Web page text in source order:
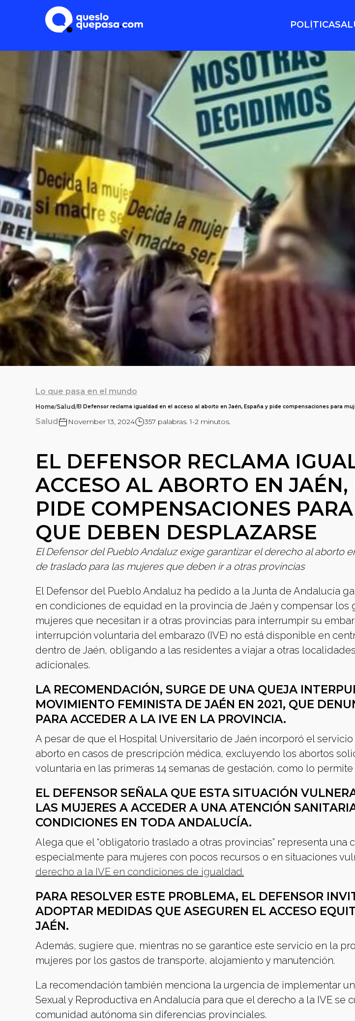
POLÍTICA
Lo que pasa en el mundo
Home/Salud/El Defensor reclama igualdad en el acceso al aborto en Jaén, España y pide compensaciones para
Salud November 13, 2024 357 palabras. 1-2 minutos.
EL DEFENSOR RECLAMA
ACCESO AL ABORTO EN JAÉN,
PIDE COMPENSACIONES
QUE DEBEN DESPLAZARSE
El Defensor del Pueblo Andaluz exige garantizar el derecho al aborto
de traslado para las mujeres que deben ir a otras provincias
El Defensor del Pueblo Andaluz ha pedido a la Junta de Andalucía
en condiciones de equidad en la provincia de Jaén y compensar los
mujeres que necesitan ir a otras provincias para interrumpir su
interrupción voluntaria del embarazo (IVE) no está disponible en
dentro de Jaén, obligando a las residentes a viajar a otras
adicionales.
LA RECOMENDACIÓN, SURGE DE UNA QUEJA
MOVIMIENTO FEMINISTA DE JAÉN EN 2021, QUE
PARA ACCEDER A LA IVE EN LA PROVINCIA.
A pesar de que el Hospital Universitario de Jaén incorporó el
aborto en casos de prescripción médica, excluyendo los abortos
voluntaria en las primeras 14 semanas de gestación, como lo permite
EL DEFENSOR SEÑALA QUE ESTA SITUACIÓN
LAS MUJERES A ACCEDER A UNA ATENCIÓN
CONDICIONES EN TODA ANDALUCÍA.
Alega que el “obligatorio traslado a otras provincias” representa una
especialmente para mujeres con pocos recursos o en situaciones
derecho a la IVE en condiciones de igualdad.
PARA RESOLVER ESTE PROBLEMA, EL DEFENSOR
ADOPTAR MEDIDAS QUE ASEGUREN EL ACCESO
JAÉN.
Además, sugiere que, mientras no se garantice este servicio en la
mujeres por los gastos de transporte, alojamiento y manutención.
La recomendación también menciona la urgencia de implementar
Sexual y Reproductiva en Andalucía para que el derecho a la IVE se
comunidad autónoma sin diferencias provinciales.